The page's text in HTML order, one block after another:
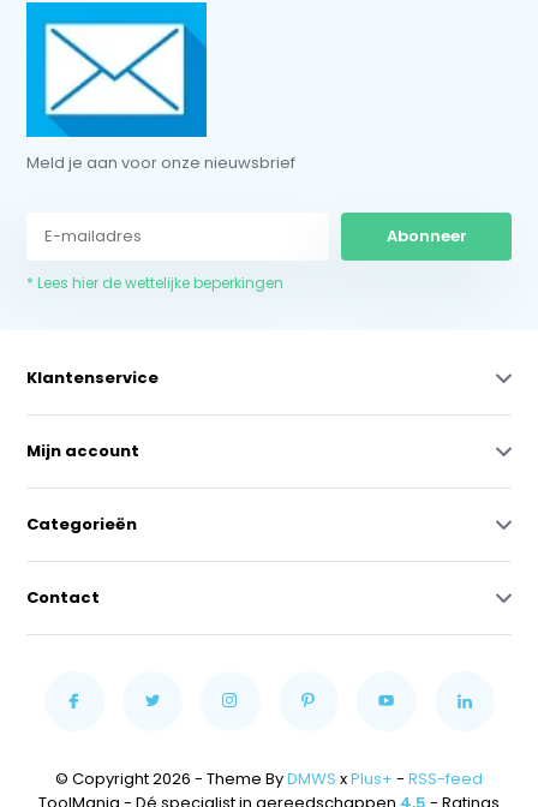
Meld je aan voor onze nieuwsbrief
Abonneer
* Lees hier de wettelijke beperkingen
Klantenservice
Mijn account
Categorieën
Contact
© Copyright 2026 - Theme ByDMWS xPlus+ - RSS-feed
ToolMania - Dé specialist in gereedschappen 4,5 - Ratings
* Lees hier de wettelijke beperkingen